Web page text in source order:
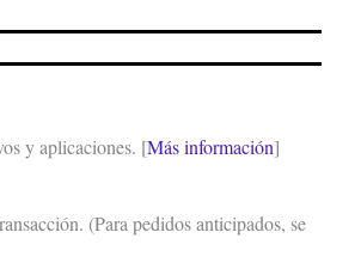
y aplicaciones. [Más información]
(Para pedidos anticipados, se